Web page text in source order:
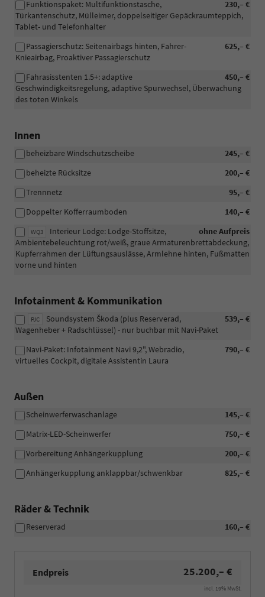
230,– €
Funktionspaket: Multifunktionstasche,
Türkantenschutz, Mülleimer, doppelseitiger Gepäckraumteppich,
Tablet- und Telefonhalter
625,– €
Passagierschutz: Seitenairbags hinten, Fahrer-
Knieairbag, Proaktiver Passagierschutz
450,– €
Fahrasisstenten 1.5+: adaptive
Geschwindigkeitsregelung, adaptive Spurwechsel, Überwachung
des toten Winkels
Innen
245,– €
beheizbare Windschutzscheibe
200,– €
beheizte Rücksitze
95,– €
Trennnetz
140,– €
Doppelter Kofferraumboden
WQ3 ohne Aufpreis
Interieur Lodge: Lodge-Stoffsitze,
Ambientebeleuchtung rot/weiß, graue Armaturenbrettabdeckung,
Kupferrahmen der Lüftungsauslässe, Armlehne hinten, Fußmatten
vorne und hinten
Infotainment & Kommunikation
PJC 539,– €
Soundsystem Škoda (plus Reserverad,
Wagenheber + Radschlüssel) - nur buchbar mit Navi-Paket
790,– €
Navi-Paket: Infotainment Navi 9,2", Webradio,
virtuelles Cockpit, digitale Assistentin Laura
Außen
145,– €
Scheinwerferwaschanlage
750,– €
Matrix-LED-Scheinwerfer
200,– €
Vorbereitung Anhängerkupplung
825,– €
Anhängerkupplung anklappbar/schwenkbar
Räder & Technik
160,– €
Reserverad
Endpreis 25.200,– €
incl. 19% MwSt.